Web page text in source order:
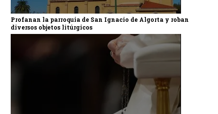
Profanan la parroquia de San Ignacio de Algorta y roban
diversos objetos litúrgicos